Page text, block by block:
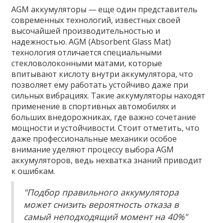
AGM аккумуляторы — еще один представитель
современных технологий, известных своей
высочайшей производительностью и
надежностью. AGM (Absorbent Glass Mat)
технология отличается специальными
стекловолоконными матами, которые
впитывают кислоту внутри аккумулятора, что
позволяет ему работать устойчиво даже при
сильных вибрациях. Такие аккумуляторы находят
применение в спортивных автомобилях и
больших внедорожниках, где важно сочетание
мощности и устойчивости. Стоит отметить, что
даже профессиональные механики особое
внимание уделяют процессу выбора AGM
аккумуляторов, ведь нехватка знаний приводит
к ошибкам.
"Подбор правильного аккумулятора
может снизить вероятность отказа в
самый неподходящий момент на 40%"